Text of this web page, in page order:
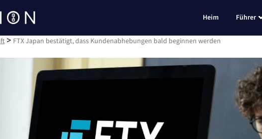
Heim Führer
> FTX Japan bestätigt, dass Kundenabhebungen bald beginnen werden